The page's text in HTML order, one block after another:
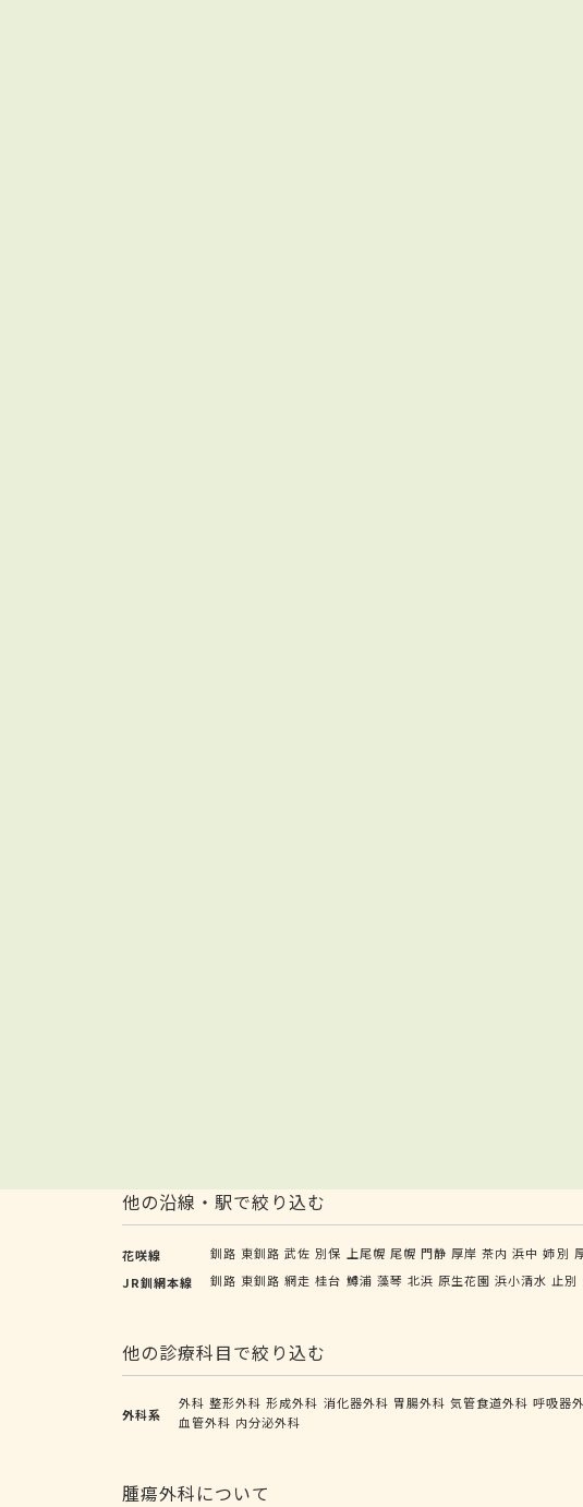
他の沿線・駅で絞り込む
花咲線 釧路 東釧路 武佐 別保 上尾幌 尾幌 門静 厚岸 茶内 浜中 姉別
JR釧網本線
釧路 東釧路 網走 桂台 鱒浦 藻琴 北浜 原生花園 浜小清水 止別
他の診療科目で絞り込む
外科系
外科 整形外科 形成外科 消化器外科 胃腸外科 気管食道外科 呼吸器
血管外科 内分泌外科
腫瘍外科について